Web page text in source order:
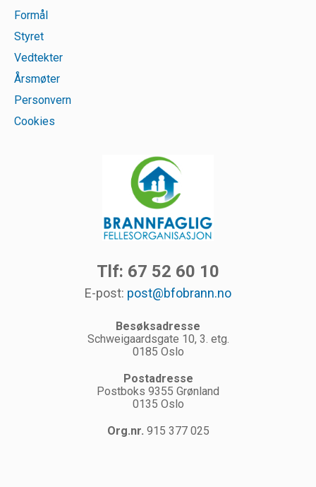
Formål
Styret
Vedtekter
Årsmøter
Personvern
Cookies
Tlf: 67 52 60 10
E-post: post@bfobrann.no
Besøksadresse
Schweigaardsgate 10, 3. etg.
0185 Oslo
Postadresse
Postboks 9355 Grønland
0135 Oslo
Org.nr. 915 377 025